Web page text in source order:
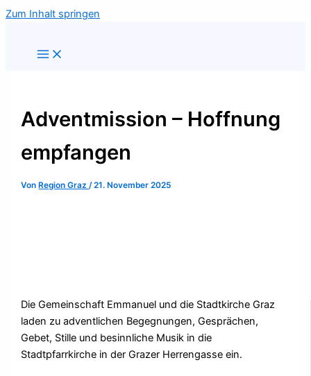
Zum Inhalt springen
Adventmission – Hoffnung
empfangen
Von Region Graz/21. November 2025
Die Gemeinschaft Emmanuel und die Stadtkirche Graz
laden zu adventlichen Begegnungen, Gesprächen,
Gebet, Stille und besinnliche Musik in die
Stadtpfarrkirche in der Grazer Herrengasse ein.